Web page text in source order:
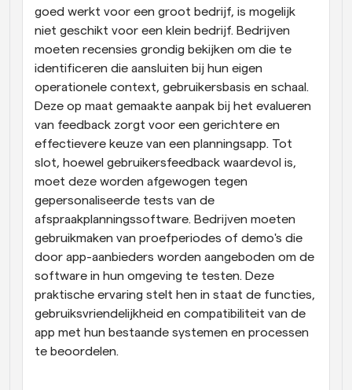
goed werkt voor een groot bedrijf, is mogelijk
niet geschikt voor een klein bedrijf. Bedrijven
moeten recensies grondig bekijken om die te
identificeren die aansluiten bij hun eigen
operationele context, gebruikersbasis en schaal.
Deze op maat gemaakte aanpak bij het evalueren
van feedback zorgt voor een gerichtere en
effectievere keuze van een planningsapp. Tot
slot, hoewel gebruikersfeedback waardevol is,
moet deze worden afgewogen tegen
gepersonaliseerde tests van de
afspraakplanningssoftware. Bedrijven moeten
gebruikmaken van proefperiodes of demo's die
door app-aanbieders worden aangeboden om de
software in hun omgeving te testen. Deze
praktische ervaring stelt hen in staat de functies,
gebruiksvriendelijkheid en compatibiliteit van de
app met hun bestaande systemen en processen
te beoordelen.